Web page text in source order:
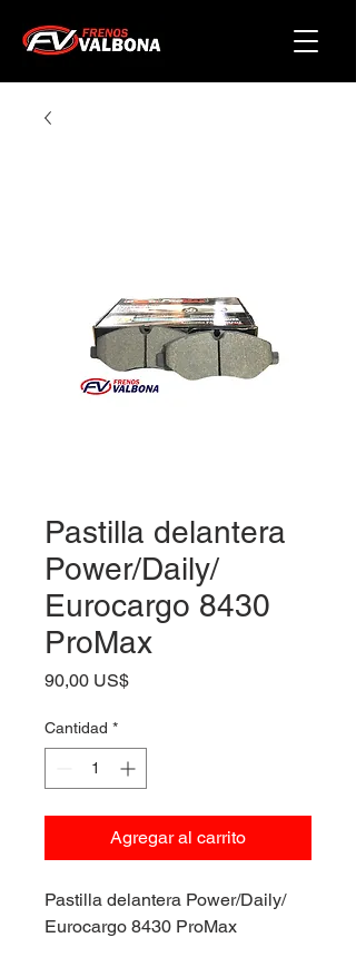
Pastilla delantera
Power/Daily/
Eurocargo 8430
ProMax
90,00 US$Precio
Cantidad *
Agregar al carrito
Pastilla delantera Power/Daily/
Eurocargo 8430 ProMax